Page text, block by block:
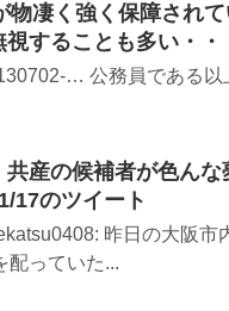
凄く強く保障されて
することも多い・・
… 公務員である以
産の候補者が色んな
17のツイート
昨日の大阪市
配っていた...